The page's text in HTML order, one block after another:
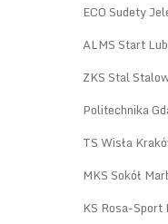
ECO Sudety
ALMS Start
ZKS Stal
Politechnika
TS Wisła
MKS Sokół
KS Rosa-Sport